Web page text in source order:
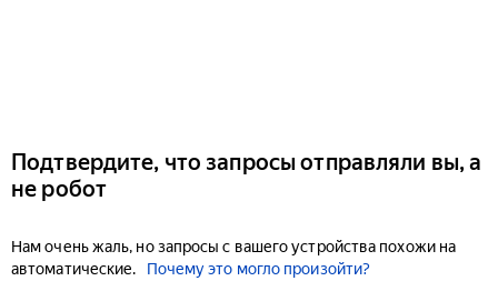
Подтвердите, что запросы отправляли вы, а
не робот
Нам очень жаль, но запросы с вашего устройства похожи на
автоматические.
Почему это могло произойти?